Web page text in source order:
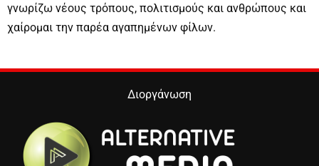
γνωρίζω νέους τρόπους, πολιτισμούς και ανθρώπους και
χαίρομαι την παρέα αγαπημένων φίλων.
Διοργάνωση